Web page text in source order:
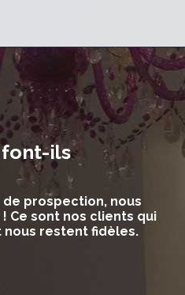
font-ils
prospection, nous
! Ce sont nos clients qui
nous restent fidèles.